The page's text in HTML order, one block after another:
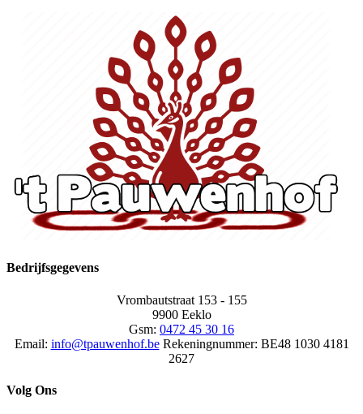
Bedrijfsgegevens
Vrombautstraat 153 - 155
9900 Eeklo
Gsm: 0472 45 30 16
Email: info@tpauwenhof.beRekeningnummer: BE48 1030 4181
2627
Volg Ons